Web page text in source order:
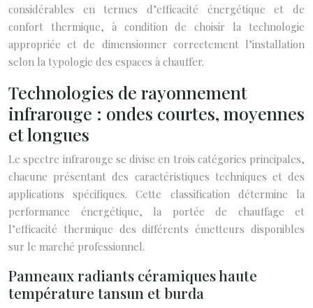
considérables en termes d’efficacité énergétique et de
confort thermique, à condition de choisir la technologie
appropriée et de dimensionner correctement l’installation
selon la typologie des espaces à chauffer.
Technologies de rayonnement
infrarouge : ondes courtes, moyennes
et longues
Le spectre infrarouge se divise en trois catégories principales,
chacune présentant des caractéristiques techniques et des
applications spécifiques. Cette classification détermine la
performance énergétique, la portée de chauffage et
l’efficacité thermique des différents émetteurs disponibles
sur le marché professionnel.
Panneaux radiants céramiques haute
température tansun et burda